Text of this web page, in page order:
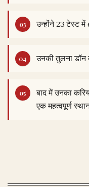
उन्होंने 23 टेस्ट
उनकी तुलना डॉन
बाद में उनका
एक महत्वपूर्ण